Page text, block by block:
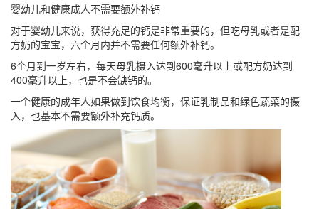
婴幼儿和健康成人不需要额外补钙
对于婴幼儿来说，获得充足的钙是非常重要的，但吃母乳或者是配
方奶的宝宝，六个月内并不需要任何额外补钙。
6个月到一岁左右，每天母乳摄入达到600毫升以上或配方奶达到
400毫升以上，也是不会缺钙的。
一个健康的成年人如果做到饮食均衡，保证乳制品和绿色蔬菜的摄
入，也基本不需要额外补充钙质。